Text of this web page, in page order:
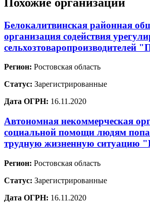
Белокалитвинская районная
организация содействия
сельхозтоваропроизводителей
Регион: Ростовская область
Статус: Зарегистрированные
Дата ОГРН: 16.11.2020
Автономная некоммерческая
социальной помощи людям
трудную жизненную ситуацию
Регион: Ростовская область
Статус: Зарегистрированные
Дата ОГРН: 16.11.2020